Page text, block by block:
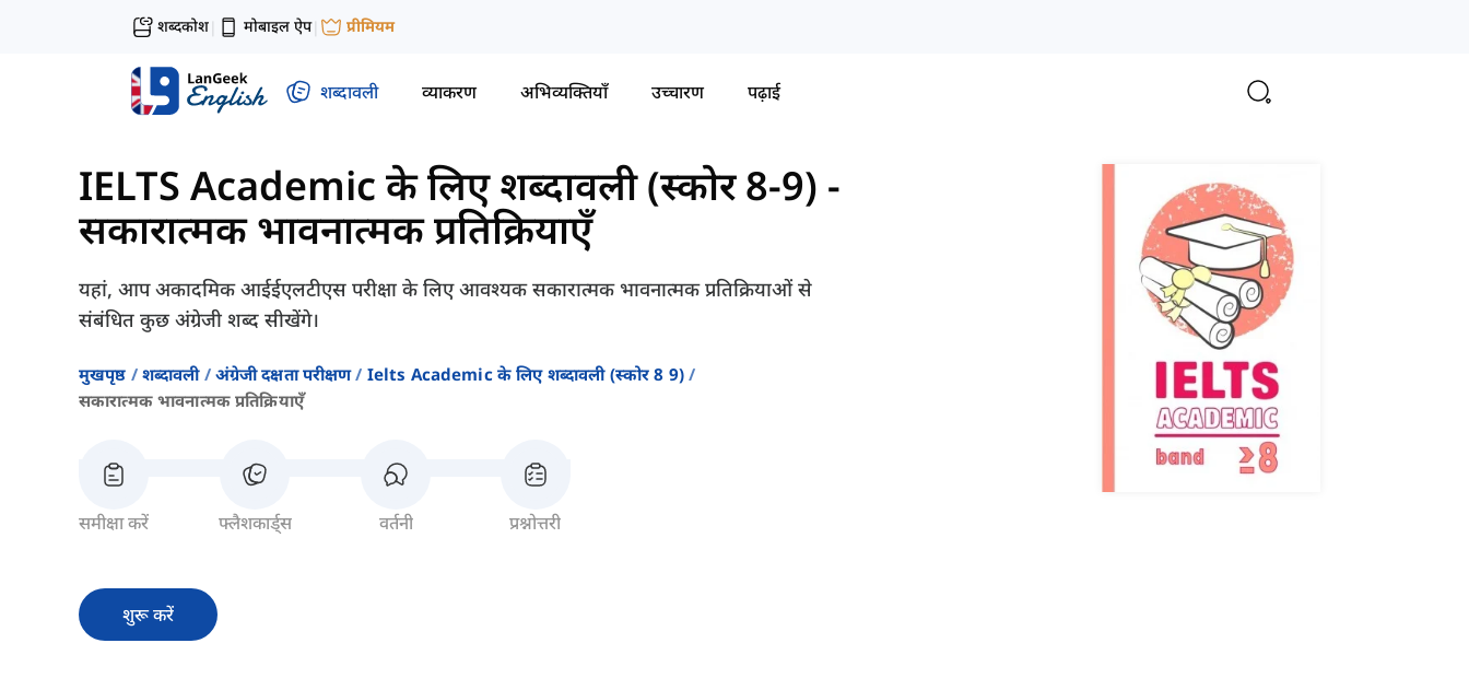
शब्दकोश| मोबाइल ऐप| प्रीमियम
शब्दावली व्याकरण अभिव्यक्तियाँ उच्चारण पढ़ाई
IELTS Academic के लिए शब्दावली (स्कोर 8-9) -
सकारात्मक भावनात्मक प्रतिक्रियाएँ
यहां, आप अकादमिक आईईएलटीएस परीक्षा के लिए आवश्यक सकारात्मक भावनात्मक प्रतिक्रियाओं से
संबंधित कुछ अंग्रेजी शब्द सीखेंगे।
मुखपृष्ठ शब्दावली अंग्रेजी दक्षता परीक्षण
Ielts Academic के लिए शब्दावली (स्कोर 8 9)
सकारात्मक भावनात्मक प्रतिक्रियाएँ
समीक्षा करें फ्लैशकार्ड्स वर्तनी प्रश्नोत्तरी
शुरू करें